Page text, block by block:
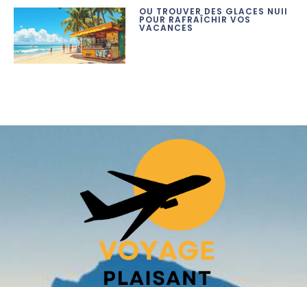
OÙ TROUVER DES GLACES NUII
POUR RAFRAÎCHIR VOS
VACANCES